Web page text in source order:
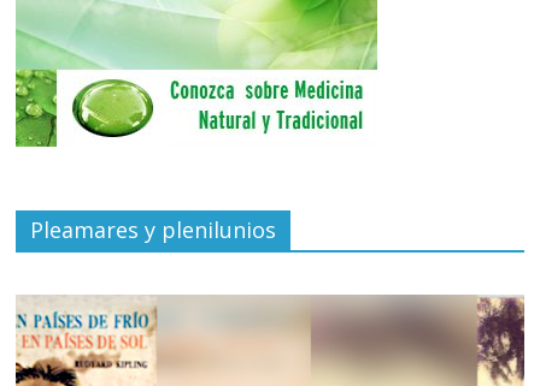
Pleamares y plenilunios